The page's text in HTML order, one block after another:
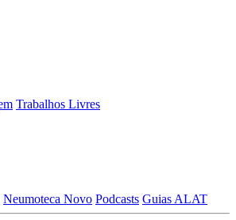
Trabalhos Livres
Neumoteca Novo Podcasts Guias ALAT